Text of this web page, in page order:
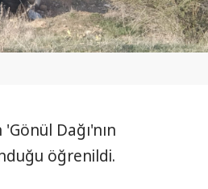
Dağı'nın
öğrenildi.